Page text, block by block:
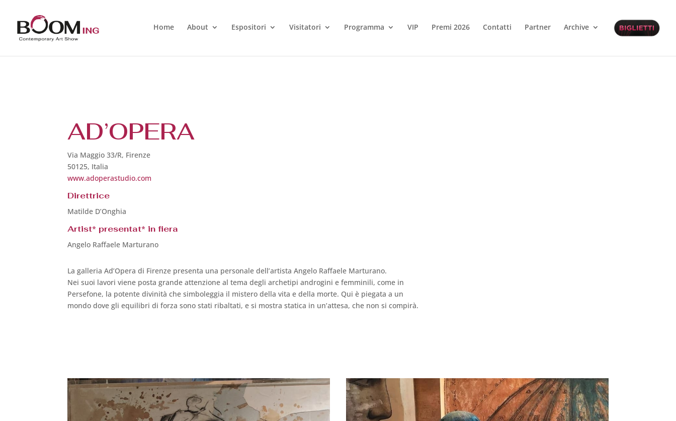
Home About Espositori Visitatori Programma VIP Premi 2026 Contatti Partner Archive
AD’OPERA
Via Maggio 33/R, Firenze
50125, Italia
www.adoperastudio.com
Direttrice
Matilde D’Onghia
Artist* presentat* in fiera
Angelo Raffaele Marturano
La galleria Ad’Opera di Firenze presenta una personale dell’artista Angelo Raffaele Marturano.
Nei suoi lavori viene posta grande attenzione al tema degli archetipi androgini e femminili, come in
Persefone, la potente divinità che simboleggia il mistero della vita e della morte. Qui è piegata a un
mondo dove gli equilibri di forza sono stati ribaltati, e si mostra statica in un’attesa, che non si compirà.